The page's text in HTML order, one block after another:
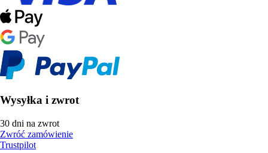
Wysyłka i zwrot
30 dni na zwrot
Zwróć zamówienie
Trustpilot